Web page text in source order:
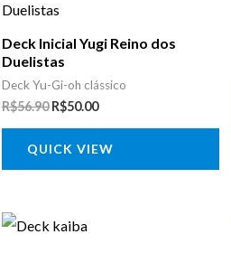
Deck Inicial Yugi Reino dos
Duelistas
Deck Yu-Gi-oh clássico
R$56.90
original
R$56.90.
R$50.00
R$50.00.
QUICK VIEW